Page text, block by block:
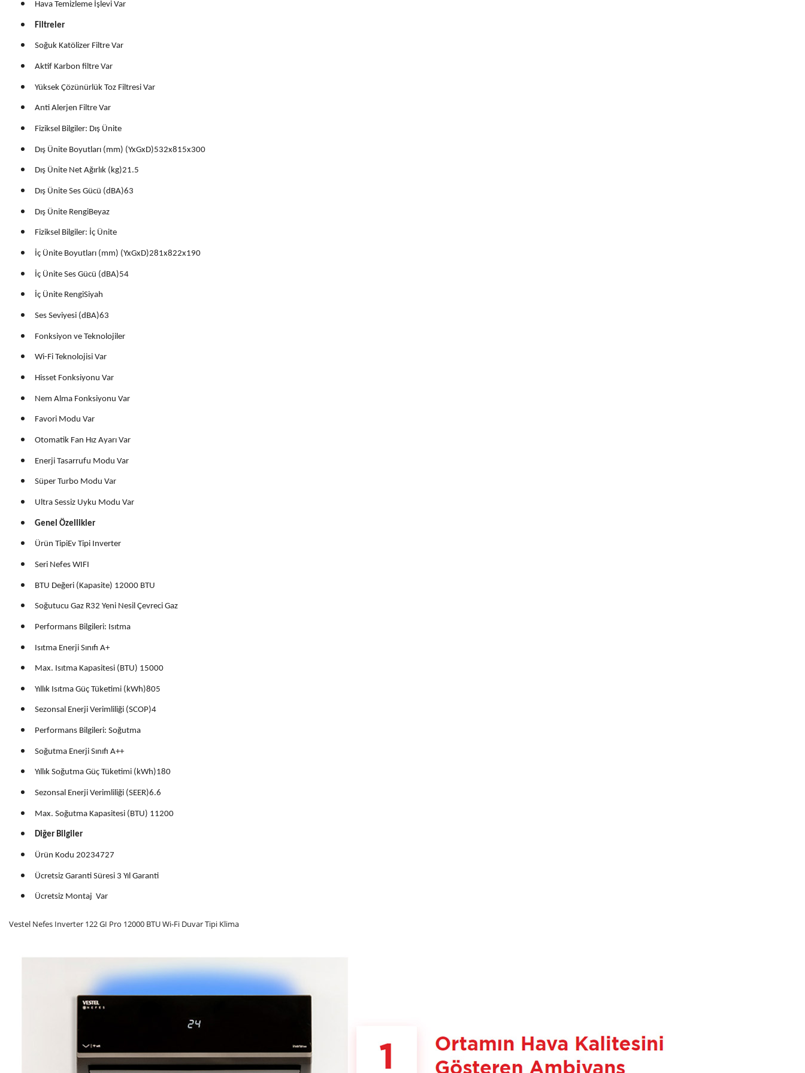
Hava Temizleme İşlevi Var
Filtreler
Soğuk Katölizer Filtre Var
Aktif Karbon filtre Var
Yüksek Çözünürlük Toz Filtresi Var
Anti Alerjen Filtre Var
Fiziksel Bilgiler: Dış Ünite
Dış Ünite Boyutları (mm) (YxGxD)532x815x300
Dış Ünite Net Ağırlık (kg)21.5
Dış Ünite Ses Gücü (dBA)63
Dış Ünite RengiBeyaz
Fiziksel Bilgiler: İç Ünite
İç Ünite Boyutları (mm) (YxGxD)281x822x190
İç Ünite Ses Gücü (dBA)54
İç Ünite RengiSiyah
Ses Seviyesi (dBA)63
Fonksiyon ve Teknolojiler
Wi-Fi Teknolojisi Var
Hisset Fonksiyonu Var
Nem Alma Fonksiyonu Var
Favori Modu Var
Otomatik Fan Hız Ayarı Var
Enerji Tasarrufu Modu Var
Süper Turbo Modu Var
Ultra Sessiz Uyku Modu Var
Genel Özellikler
Ürün TipiEv Tipi Inverter
Seri Nefes WIFI
BTU Değeri (Kapasite) 12000 BTU
Soğutucu Gaz R32 Yeni Nesil Çevreci Gaz
Performans Bilgileri: Isıtma
Isıtma Enerji Sınıfı A+
Max. Isıtma Kapasitesi (BTU) 15000
Yıllık Isıtma Güç Tüketimi (kWh)805
Sezonsal Enerji Verimliliği (SCOP)4
Performans Bilgileri: Soğutma
Soğutma Enerji Sınıfı A++
Yıllık Soğutma Güç Tüketimi (kWh)180
Sezonsal Enerji Verimliliği (SEER)6.6
Max. Soğutma Kapasitesi (BTU) 11200
Diğer Bilgiler
Ürün Kodu 20234727
Ücretsiz Garanti Süresi 3 Yıl Garanti
Ücretsiz Montaj Var
Vestel Nefes Inverter 122 GI Pro 12000 BTU Wi-Fi Duvar Tipi Klima